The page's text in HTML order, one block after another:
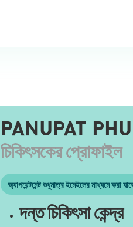
PANUPAT
চিকিৎসকের প্রোফাইল
অ্যাপয়েন্টমেন্ট শুধুমাত্র ইমেইলের মাধ্যমে করা
দন্ত চিকিৎসা কেন্দ্র